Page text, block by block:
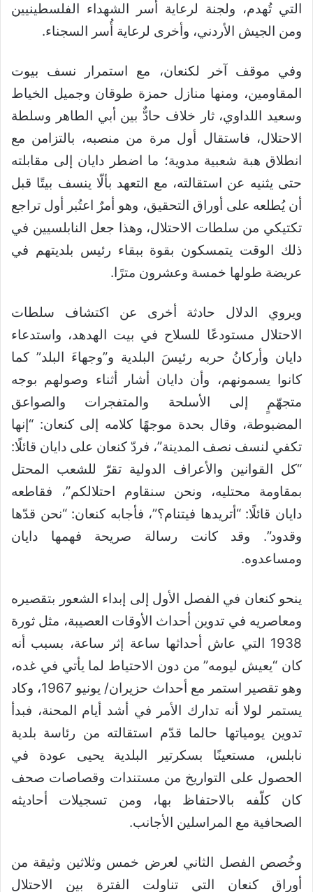
التي تُهدم، ولجنة لرعاية أُسر الشهداء الفلسطينيين
ومن الجيش الأردني، وأخرى لرعاية أُسر السجناء.
وفي موقف آخر لكنعان، مع استمرار نسف بيوت
المقاومين، ومنها منازل حمزة طوقان وجميل الخياط
وسعيد اللداوي، ثار خلاف حادٌّ بين أبي الطاهر وسلطة
الاحتلال، فاستقال أول مرة من منصبه، بالتزامن مع
انطلاق هبة شعبية مدوية؛ ما اضطر دايان إلى مقابلته
حتى يثنيه عن استقالته، مع التعهد بألّا ينسف بيتًا قبل
أن يُطلعه على أوراق التحقيق، وهو أمرٌ اعتُبر أول تراجع
تكتيكي من سلطات الاحتلال، وهذا جعل النابلسيين في
ذلك الوقت يتمسكون بقوة ببقاء رئيس بلديتهم في
عريضة طولها خمسة وعشرون مترًا.
ويروي الدلال حادثة أخرى عن اكتشاف سلطات
الاحتلال مستودعًا للسلاح في بيت الهدهد، واستدعاء
دايان وأركانُ حربه رئيسَ البلدية و”وجهاءَ البلد” كما
كانوا يسمونهم، وأن دايان أشار أثناء وصولهم بوجه
متجهّمٍ إلى الأسلحة والمتفجرات والصواعق
المضبوطة، وقال بحدة موجهًا كلامه إلى كنعان: “إنها
تكفي لنسف نصف المدينة”، فردّ كنعان على دايان قائلًا:
“كل القوانين والأعراف الدولية تقرّ للشعب المحتل
بمقاومة محتليه، ونحن سنقاوم احتلالكم”، فقاطعه
دايان قائلًا: “أتريدها فيتنام؟”، فأجابه كنعان: “نحن قدّها
وقدود”. وقد كانت رسالة صريحة فهمها دايان
ومساعدوه.
ينحو كنعان في الفصل الأول إلى إبداء الشعور بتقصيره
ومعاصريه في تدوين أحداث الأوقات العصيبة، مثل ثورة
1938 التي عاش أحداثها ساعة إثر ساعة، بسبب أنه
كان “يعيش ليومه” من دون الاحتياط لما يأتي في غده،
وهو تقصير استمر مع أحداث حزيران/ يونيو 1967، وكاد
يستمر لولا أنه تدارك الأمر في أشد أيام المحنة، فبدأ
تدوين يومياتها حالما قدّم استقالته من رئاسة بلدية
نابلس، مستعينًا بسكرتير البلدية يحيى عودة في
الحصول على التواريخ من مستندات وقصاصات صحف
كان كلّفه بالاحتفاظ بها، ومن تسجيلات أحاديثه
الصحافية مع المراسلين الأجانب.
وخُصص الفصل الثاني لعرض خمس وثلاثين وثيقة من
أوراق كنعان التي تناولت الفترة بين الاحتلال